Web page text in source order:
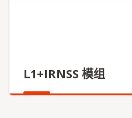
L1+IRNSS 模组